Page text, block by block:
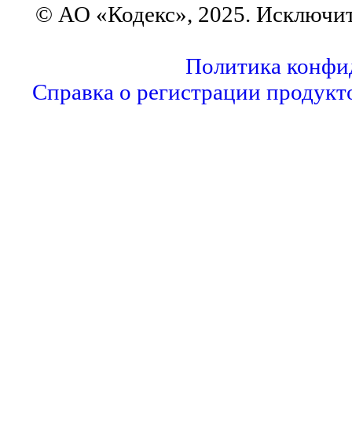
© АО «Кодекс», 2025.
Политика
Справка о регистрации